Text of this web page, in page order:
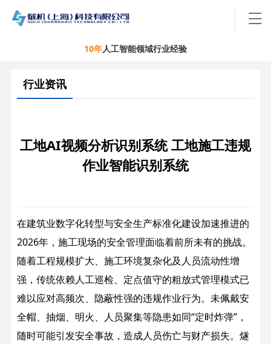
10年人工智能领域行业经验
行业资讯
工地AI视频分析识别系统 工地施工违规
作业智能识别系统
在建筑业数字化转型与安全生产标准化建设加速推进的
2026年，施工现场的安全管理面临着前所未有的挑战。
随着工程规模扩大、施工环境复杂化及人员流动性增
强，传统依赖人工巡检、定点值守的粗放式管理模式已
难以应对高频次、隐蔽性强的违规作业行为。未佩戴安
全帽、抽烟、明火、人员聚集等隐患如同“定时炸弹”，
随时可能引发安全事故，造成人员伤亡与财产损失。燧